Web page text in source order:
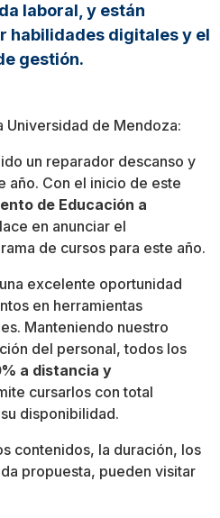
laboral, y están
habilidades digitales y el
gestión.
Universidad de Mendoza:
un reparador descanso y
año. Con el inicio de este
de Educación a
en anunciar el
de cursos para este año.
excelente oportunidad
en herramientas
Manteniendo nuestro
del personal, todos los
a distancia y
cursarlos con total
disponibilidad.
contenidos, la duración, los
propuesta, pueden visitar